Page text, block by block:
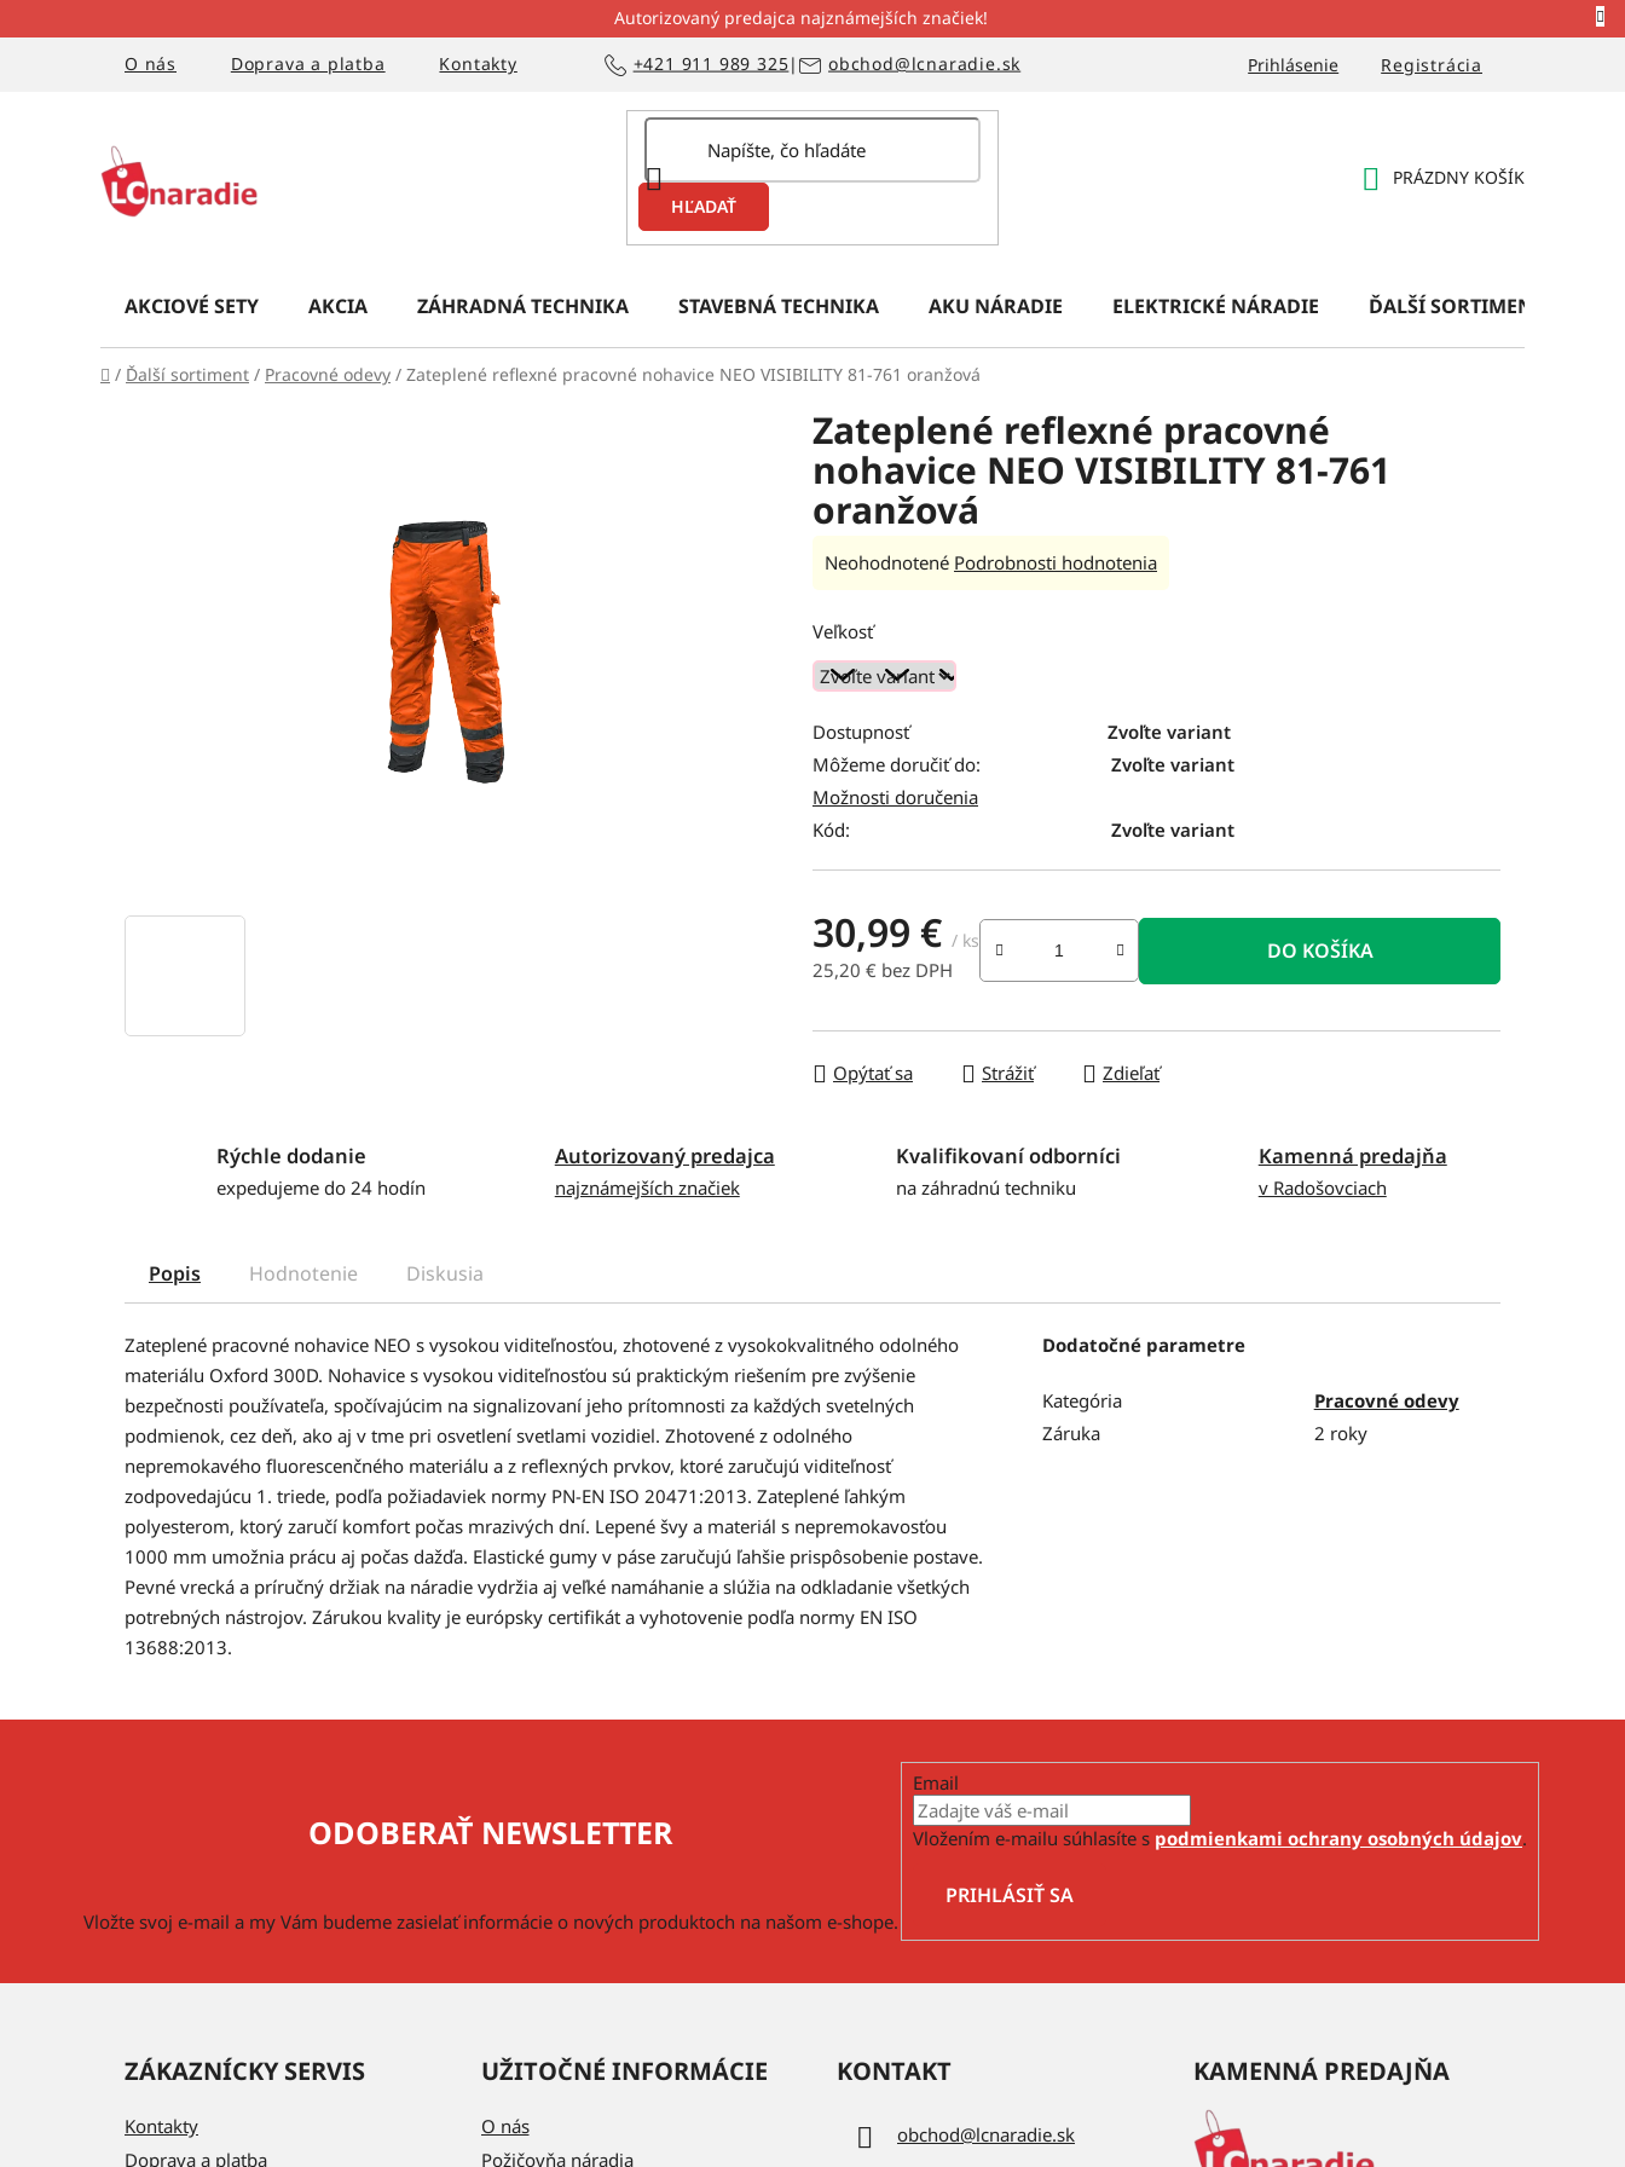
na
Autorizovaný predajca najznámejších značiek!
O nás
Doprava a platba Kontakty Prihlásenie Registrácia
+421 911 989 325| obchod@lcnaradie.sk
HĽADAŤ
PRÁZDNY KOŠÍK
AKCIOVÉ SETY AKCIA ZÁHRADNÁ TECHNIKA STAVEBNÁ TECHNIKA AKU NÁRADIE ELEKTRICKÉ NÁRADIE ĎALŠÍ SORTIMENT
Domov
/ Ďalší sortiment / Pracovné odevy / Zateplené reflexné pracovné nohavice NEO VISIBILITY 81-761 oranžová
Zateplené reflexné pracovné
nohavice NEO VISIBILITY 81-761
oranžová
Priemerné
produktu
0,0
5
hviezdičiek.
Neohodnotené Podrobnosti hodnotenia
Veľkosť
Dostupnosť
Zvoľte variant
Môžeme doručiť do:
Zvoľte variant
Možnosti doručenia
Kód:
Zvoľte variant
30,99 € / ks
25,20 € bez DPH
DO KOŠÍKA
Opýtať sa Strážiť Zdieľať
Rýchle dodanie
expedujeme do 24 hodín
Autorizovaný predajca
najznámejších značiek
Kvalifikovaní odborníci
na záhradnú techniku
Kamenná predajňa
v Radošovciach
Popis Hodnotenie Diskusia
Zateplené pracovné nohavice NEO s vysokou viditeľnosťou, zhotovené z vysokokvalitného odolného
materiálu Oxford 300D. Nohavice s vysokou viditeľnosťou sú praktickým riešením pre zvýšenie
bezpečnosti používateľa, spočívajúcim na signalizovaní jeho prítomnosti za každých svetelných
podmienok, cez deň, ako aj v tme pri osvetlení svetlami vozidiel. Zhotovené z odolného
nepremokavého fluorescenčného materiálu a z reflexných prvkov, ktoré zaručujú viditeľnosť
zodpovedajúcu 1. triede, podľa požiadaviek normy PN-EN ISO 20471:2013. Zateplené ľahkým
polyesterom, ktorý zaručí komfort počas mrazivých dní. Lepené švy a materiál s nepremokavosťou
1000 mm umožnia prácu aj počas dažďa. Elastické gumy v páse zaručujú ľahšie prispôsobenie postave.
Pevné vrecká a príručný držiak na náradie vydržia aj veľké namáhanie a slúžia na odkladanie všetkých
potrebných nástrojov. Zárukou kvality je európsky certifikát a vyhotovenie podľa normy EN ISO
13688:2013.
Dodatočné parametre
Kategória
Pracovné odevy
Záruka
2 roky
ODOBERAŤ NEWSLETTER
Vložte svoj e-mail a my Vám budeme zasielať informácie o nových produktoch na našom e-shope.
Email
Vložením e-mailu súhlasíte s podmienkami ochrany osobných údajov.
PRIHLÁSIŤ SA
ZÁKAZNÍCKY SERVIS
Kontakty
Doprava a platba
UŽITOČNÉ INFORMÁCIE
O nás
Požičovňa náradia
KONTAKT
obchod@lcnaradie.sk
KAMENNÁ PREDAJŇA